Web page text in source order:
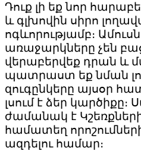
Դուք լի եք նոր
և գլխովին սիրո
ոգևորությամբ։
առաջարկները չեն
վերաբերվեք դրան և
պատրաստ եք նման
զուգընկերը այսօր
լսում է ձեր
ժամանակ է
համատեղ
ազդելու համար։